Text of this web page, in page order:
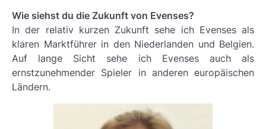
Wie siehst du die Zukunft von Evenses?
In der relativ kurzen Zukunft sehe ich Evenses als
klaren Marktführer in den Niederlanden und Belgien.
Auf lange Sicht sehe ich Evenses auch als
ernstzunehmender Spieler in anderen europäischen
Ländern.